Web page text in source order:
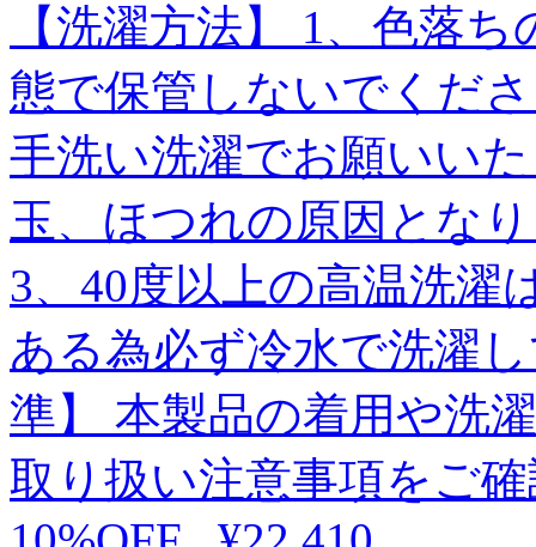
【洗濯方法】 1、色落
態で保管しないでくだ
手洗い洗濯でお願いい
玉、ほつれの原因とな
3、40度以上の高温洗濯
ある為必ず冷水で洗濯
準】 本製品の着用や洗
取り扱い注意事項をご